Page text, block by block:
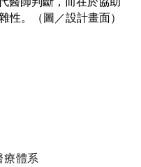
療體系